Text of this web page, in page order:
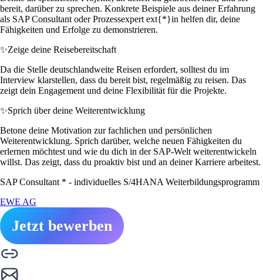
bereit, darüber zu sprechen. Konkrete Beispiele aus deiner Erfahrung
als SAP Consultant oder Prozessexpert ext{*}in helfen dir, deine
Fähigkeiten und Erfolge zu demonstrieren.
✨Zeige deine Reisebereitschaft
Da die Stelle deutschlandweite Reisen erfordert, solltest du im
Interview klarstellen, dass du bereit bist, regelmäßig zu reisen. Das
zeigt dein Engagement und deine Flexibilität für die Projekte.
✨Sprich über deine Weiterentwicklung
Betone deine Motivation zur fachlichen und persönlichen
Weiterentwicklung. Sprich darüber, welche neuen Fähigkeiten du
erlernen möchtest und wie du dich in der SAP-Welt weiterentwickeln
willst. Das zeigt, dass du proaktiv bist und an deiner Karriere arbeitest.
SAP Consultant * - individuelles S/4HANA Weiterbildungsprogramm
EWE AG
Jetzt bewerben